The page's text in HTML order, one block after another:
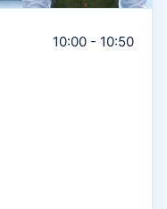
10:00 - 10:50